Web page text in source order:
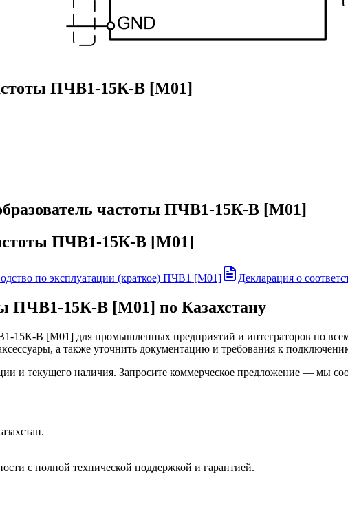
ПЧВ1-15К-В [М01]
частоты ПЧВ1-15К-В [М01]
ПЧВ1-15К-В [М01]
по эксплуатации (краткое) ПЧВ1 [М01] Декларация о
ПЧВ1-15К-В [М01] по Казахстану
15К-В [М01] для промышленных предприятий и интеграторов по
а также уточнить документацию и требования к
и текущего наличия. Запросите коммерческое предложение — мы
с полной технической поддержкой и гарантией.